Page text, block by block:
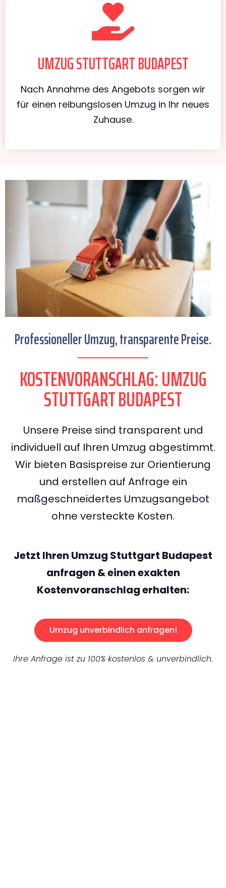
UMZUG STUTTGART BUDAPEST
Nach Annahme des Angebots sorgen wir
für einen reibungslosen Umzug in Ihr neues
Zuhause.
Professioneller Umzug, transparente Preise.
KOSTENVORANSCHLAG: UMZUG
STUTTGART BUDAPEST
Unsere Preise sind transparent und
individuell auf Ihren Umzug abgestimmt.
Wir bieten Basispreise zur Orientierung
und erstellen auf Anfrage ein
maßgeschneidertes Umzugsangebot
ohne versteckte Kosten.
Jetzt Ihren Umzug Stuttgart Budapest
anfragen & einen exakten
Kostenvoranschlag erhalten:
Umzug unverbindlich anfragen!
Ihre Anfrage ist zu 100% kostenlos & unverbindlich.